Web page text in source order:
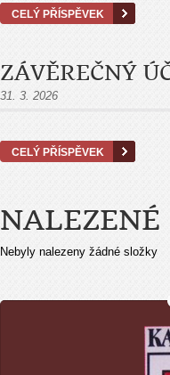
CELÝ PŘÍSPĚVEK
ZÁVĚREČNÝ
31. 3. 2026
CELÝ PŘÍSPĚVEK
NALEZENÉ
Nebyly nalezeny žádné složky